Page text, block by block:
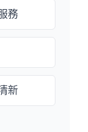
務
新